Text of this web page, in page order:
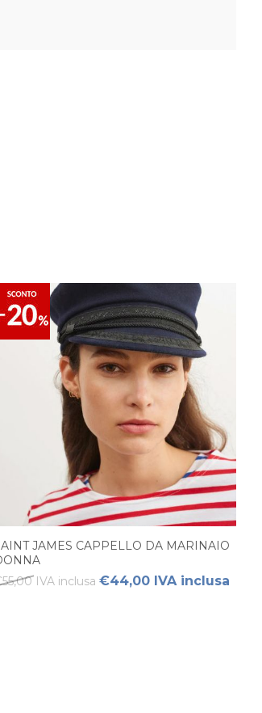
JAMES CAPPELLO DA MARINAIO
IVA inclusa €44,00 IVA inclusa